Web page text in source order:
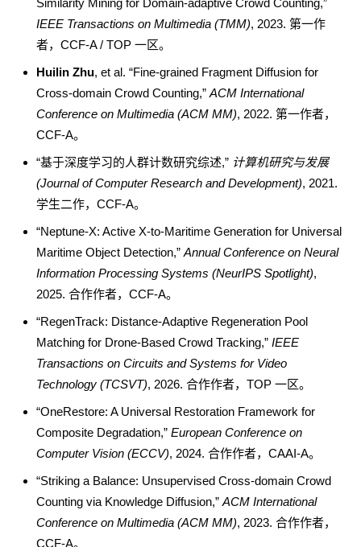
Similarity Mining for Domain-adaptive Crowd Counting,”
IEEE Transactions on Multimedia (TMM), 2023. 第一作
者，CCF-A / TOP 一区。
Huilin Zhu, et al. “Fine-grained Fragment Diffusion for
Cross-domain Crowd Counting,” ACM International
Conference on Multimedia (ACM MM), 2022. 第一作者，
CCF-A。
“基于深度学习的人群计数研究综述,” 计算机研究与发展
(Journal of Computer Research and Development), 2021.
学生二作，CCF-A。
“Neptune-X: Active X-to-Maritime Generation for Universal
Maritime Object Detection,” Annual Conference on Neural
Information Processing Systems (NeurIPS Spotlight),
2025. 合作作者，CCF-A。
“RegenTrack: Distance-Adaptive Regeneration Pool
Matching for Drone-Based Crowd Tracking,” IEEE
Transactions on Circuits and Systems for Video
Technology (TCSVT), 2026. 合作作者，TOP 一区。
“OneRestore: A Universal Restoration Framework for
Composite Degradation,” European Conference on
Computer Vision (ECCV), 2024. 合作作者，CAAI-A。
“Striking a Balance: Unsupervised Cross-domain Crowd
Counting via Knowledge Diffusion,” ACM International
Conference on Multimedia (ACM MM), 2023. 合作作者，
CCF-A。